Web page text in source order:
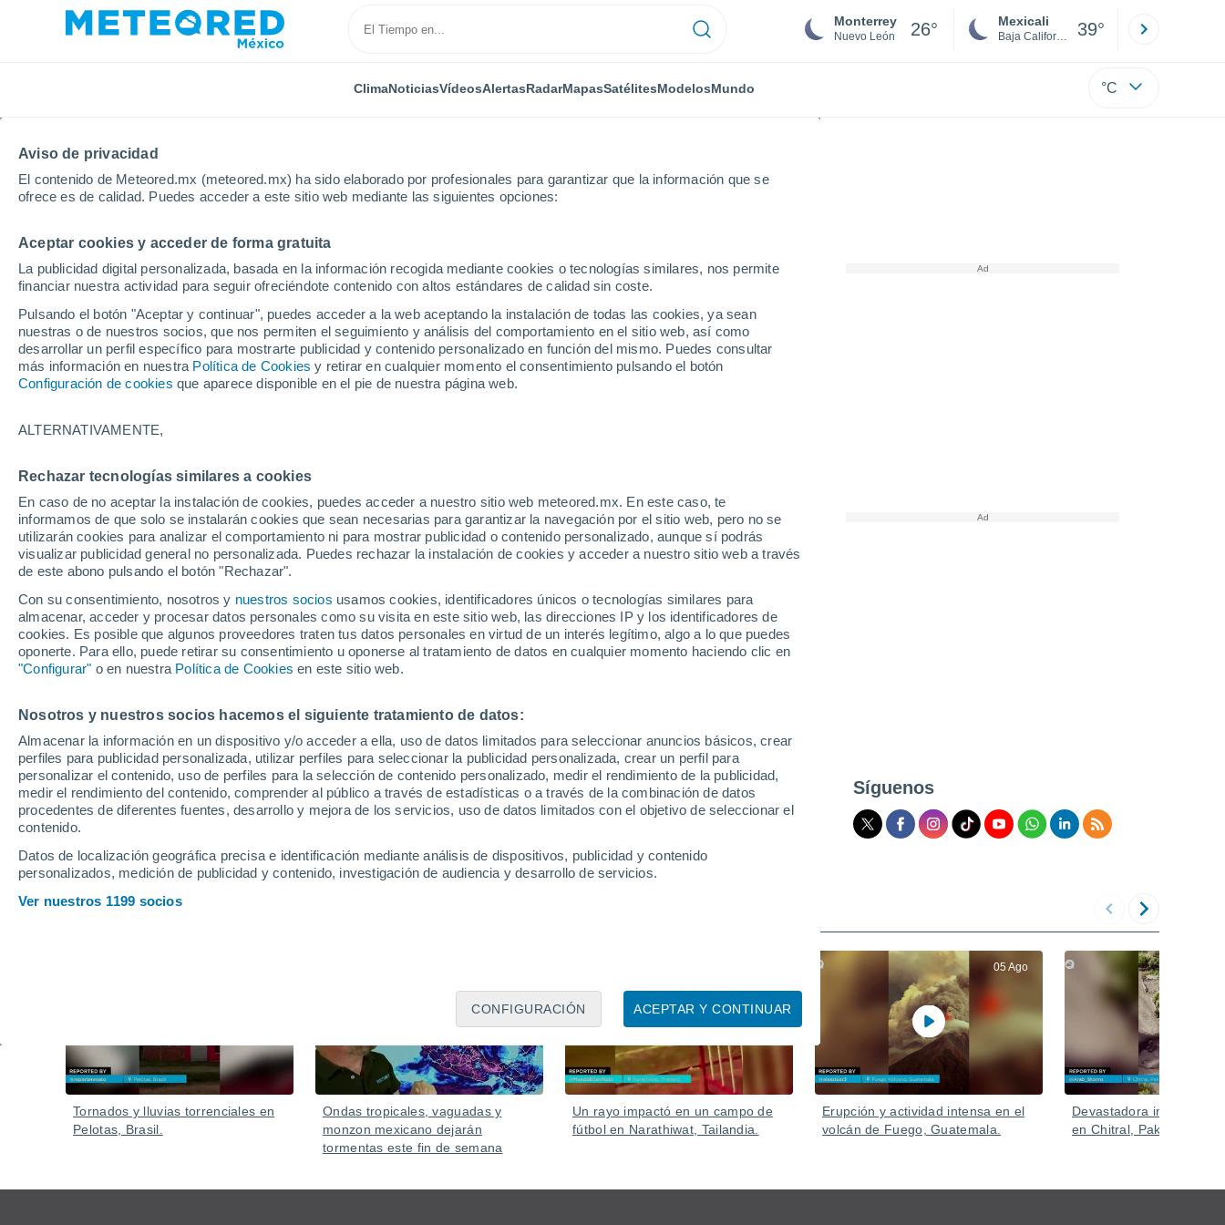
Aviso de privacidad
El contenido de Meteored.mx (meteored.mx) ha sido elaborado por profesionales para garantizar que la información que se
ofrece es de calidad. Puedes acceder a este sitio web mediante las siguientes opciones:
Aceptar cookies y acceder de forma gratuita
La publicidad digital personalizada, basada en la información recogida mediante cookies o tecnologías similares, nos permite
financiar nuestra actividad para seguir ofreciéndote contenido con altos estándares de calidad sin coste.
Pulsando el botón "Aceptar y continuar", puedes acceder a la web aceptando la instalación de todas las cookies, ya sean
nuestras o de nuestros socios, que nos permiten el seguimiento y análisis del comportamiento en el sitio web, así como
desarrollar un perfil específico para mostrarte publicidad y contenido personalizado en función del mismo. Puedes consultar
más información en nuestra Política de Cookies y retirar en cualquier momento el consentimiento pulsando el botón
Configuración de cookies que aparece disponible en el pie de nuestra página web.
ALTERNATIVAMENTE,
Rechazar tecnologías similares a cookies
En caso de no aceptar la instalación de cookies, puedes acceder a nuestro sitio web meteored.mx. En este caso, te
informamos de que solo se instalarán cookies que sean necesarias para garantizar la navegación por el sitio web, pero no se
utilizarán cookies para analizar el comportamiento ni para mostrar publicidad o contenido personalizado, aunque sí podrás
visualizar publicidad general no personalizada. Puedes rechazar la instalación de cookies y acceder a nuestro sitio web a través
de este abono pulsando el botón "Rechazar".
Con su consentimiento, nosotros y nuestros socios usamos cookies, identificadores únicos o tecnologías similares para
almacenar, acceder y procesar datos personales como su visita en este sitio web, las direcciones IP y los identificadores de
cookies. Es posible que algunos proveedores traten tus datos personales en virtud de un interés legítimo, algo a lo que puedes
oponerte. Para ello, puede retirar su consentimiento u oponerse al tratamiento de datos en cualquier momento haciendo clic en
"Configurar" o en nuestra Política de Cookies en este sitio web.
Nosotros y nuestros socios hacemos el siguiente tratamiento de datos:
Almacenar la información en un dispositivo y/o acceder a ella, uso de datos limitados para seleccionar anuncios básicos, crear
perfiles para publicidad personalizada, utilizar perfiles para seleccionar la publicidad personalizada, crear un perfil para
personalizar el contenido, uso de perfiles para la selección de contenido personalizado, medir el rendimiento de la publicidad,
medir el rendimiento del contenido, comprender al público a través de estadísticas o a través de la combinación de datos
procedentes de diferentes fuentes, desarrollo y mejora de los servicios, uso de datos limitados con el objetivo de seleccionar el
contenido.
Datos de localización geográfica precisa e identificación mediante análisis de dispositivos, publicidad y contenido
personalizados, medición de publicidad y contenido, investigación de audiencia y desarrollo de servicios.
Ver nuestros 1199 socios
ACEPTAR Y CONTINUAR
CONFIGURACIÓN
Monterrey
Nuevo León 26° Mexicali
Baja California 39°
ClimaNoticiasVídeosAlertasRadarMapasSatélitesModelosMundo °C
Inicio Vídeos ¡Impresionante diablo de polvo en medio de Manchester, UK! Este fenómeno dejó asombrados a los habitantes.
¡Impresionante diablo de polvo en medio de
Manchester, UK! Este fenómeno dejó
asombrados a los habitantes.
Este remolino de polvo y aire, se formó de manera inesperada en un área urbana, girando con fuerza durante
Síguenos
Vídeos
Tornados y lluvias torrenciales en
Pelotas, Brasil.
Ondas tropicales, vaguadas y
monzon mexicano dejarán
tormentas este fin de semana
Un rayo impactó en un campo de
fútbol en Narathiwat, Tailandia.
05 Ago
Erupción y actividad intensa en el
volcán de Fuego, Guatemala.
Devastadora inundación
en Chitral, Pakistán.